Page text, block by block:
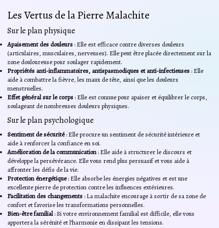
Les Vertus de la Pierre Malachite
Sur le plan physique
Apaisement des douleurs : Elle est efficace contre diverses douleurs
(articulaires, musculaires, nerveuses). Elle peut être placée directement sur la
zone douloureuse pour soulager rapidement.
Propriétés anti-inflammatoires, antispasmodiques et anti-infectieuses : Elle
aide à combattre la fièvre, les maux de tête, ainsi que les douleurs
menstruelles.
Effet général sur le corps : Elle est connue pour apaiser et équilibrer le corps,
soulageant de nombreuses douleurs physiques.
Sur le plan psychologique
Sentiment de sécurité: Elle procure un sentiment de sécurité intérieure et
aide à renforcer la confiance en soi.
Amélioration de la communication: Elle aide à structurer le discours et
développe la persévérance. Elle vous rend plus persuasif et vous aide à
affronter les défis de la vie.
Protection énergétique: Elle absorbe les énergies négatives et est une
excellente pierre de protection contre les influences extérieures.
Facilitation des changements : La malachite encourage à sortir de sa zone de
confort et favorise les transformations personnelles.
Bien-être familial: Si votre environnement familial est difficile, elle vous
apportera la sérénité et l’harmonie en dissipant les tensions.